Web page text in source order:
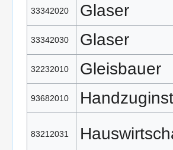
33342020 Glaser
33342030 Glaser
32232010 Gleisbauer
93682010
83212031